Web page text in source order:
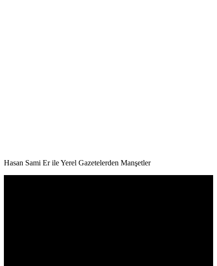
Hasan Sami Er ile Yerel Gazetelerden Manşetler